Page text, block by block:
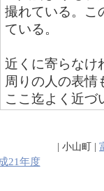
撮れている。こ
ている。
近くに寄らなけ
周りの人の表情
ここ迄よく近づ
| 小山町 |
21年度